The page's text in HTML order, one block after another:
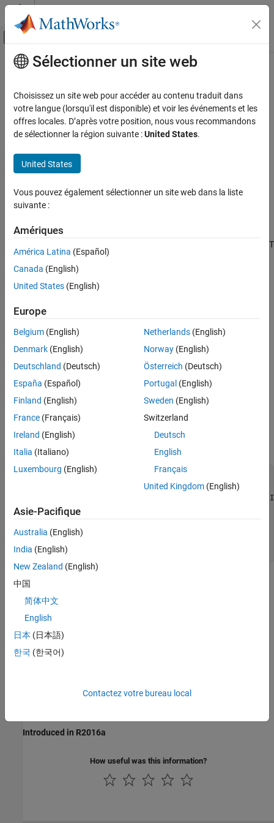
Passer au contenu
Activer/désactiver l'affichage du menu
Accueil de la documentation
FPGA, ASIC, and SoC Development
HDL Coder
HDL Code Generation from Simulink
Code Generation
Guided Code Generation
Simulation library path
Description
Tips
Recommended Settings
Version History
Contenu principal
Simulation library path
Path of compiledAlteraorXilinxsimulation libraries
Model Configuration Pane:Test Bench
Description
libraries.
This option is disabled if you select the entire model. Select the DUT
instead forGenerate HDL for
Settings
Specify the path to the compiled Altera or Xilinx simulation
libraries. Altera provides the simulation model files in
\quartus\eda\sim_lib
Tips
property value, use
.
For example, if you want to set the path to the compiled Xilinx
myDUT = gcb;
'/apps/Xilinx_ISE/XilinxISE-13.4/Linux/ISE_DS/
   mti_se/6.6a/lin64/xilinxcorelib';
hdlset_param (myDUT,
makehdltb(myDUT)
Recommended Settings
No recommendations.
Programmatic Use
Parameter:
Introduced in R2016a
How useful was this information?
Sélectionner un site web
Choisissez un site web pour accéder au contenu traduit dans
votre langue (lorsqu'il est disponible) et voir les événements et les
offres locales. D’après votre position, nous vous recommandons
de sélectionner la région suivante :United States.
United States
Vous pouvez également sélectionner un site web dans la liste
suivante :
Amériques
América Latina (Español)
Canada (English)
United States (English)
Europe
Belgium (English)
Denmark (English)
Deutschland (Deutsch)
España (Español)
Finland (English)
France (Français)
Ireland (English)
Italia (Italiano)
Luxembourg (English)
Netherlands(English)
Norway(English)
Österreich (Deutsch)
Portugal (English)
Sweden (English)
Switzerland
Deutsch
English
Français
United Kingdom(English)
Asie-Pacifique
Australia (English)
India (English)
New Zealand (English)
中国
简体中文
English
日本 (日本語)
한국 (한국어)
Contactez votre bureau local